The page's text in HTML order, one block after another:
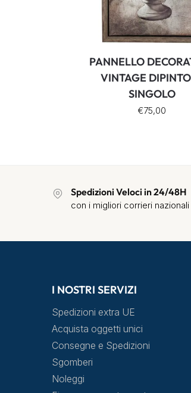
PANNELLO
VINTAGE
SINGOLO
€75,00
Spedizioni Veloci in 24/48H
con i migliori corrieri nazionali
I NOSTRI SERVIZI
Spedizioni extra UE
Acquista oggetti unici
Consegne e Spedizioni
Sgomberi
Noleggi